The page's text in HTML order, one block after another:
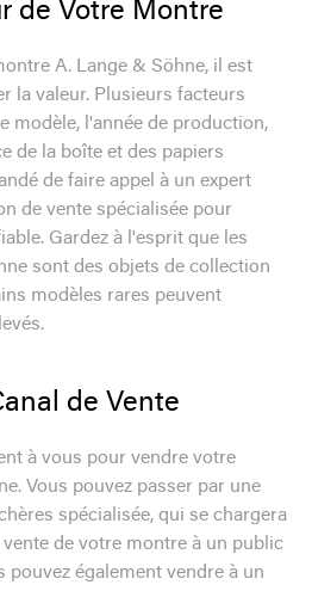
de Votre Montre
A. Lange & Söhne, il est
la valeur. Plusieurs facteurs
modèle, l'année de production,
de la boîte et des papiers
de faire appel à un expert
de vente spécialisée pour
Gardez à l'esprit que les
sont des objets de collection
modèles rares peuvent
de Vente
à vous pour vendre votre
Vous pouvez passer par une
spécialisée, qui se chargera
de votre montre à un public
pouvez également vendre à un